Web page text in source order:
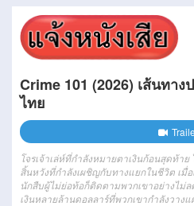
Crime 101 (2026) เส้นทา
ไทย
โจรเจ้าเล่ห์ที่กำลังหมายตาเงินก้อนสุดท้า
สิ้นหวังที่กำลังเผชิญกับทางแยกในชีวิต เมื่
นักสืบผู้ไม่ย่อท้อก็ติดตามพวกเขาอย่างไม่
เงินหลายล้านดอลลาร์ที่พวกเขากำลังวาง